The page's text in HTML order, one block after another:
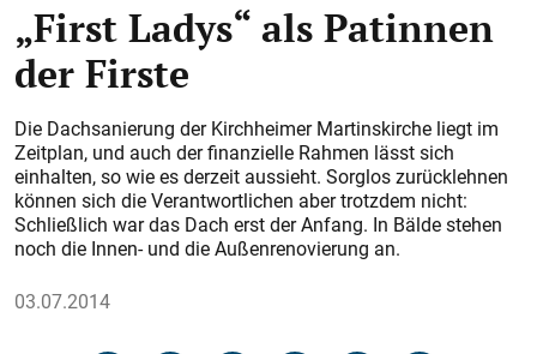
„First Ladys“ als Patinnen
der Firste
Die Dachsanierung der Kirchheimer Martinskirche liegt im
Zeitplan, und auch der finanzielle Rahmen lässt sich
einhalten, so wie es derzeit aussieht. Sorglos zurücklehnen
können sich die Verantwortlichen aber trotzdem nicht:
Schließlich war das Dach erst der Anfang. In Bälde stehen
noch die Innen- und die Außenrenovierung an.
03.07.2014